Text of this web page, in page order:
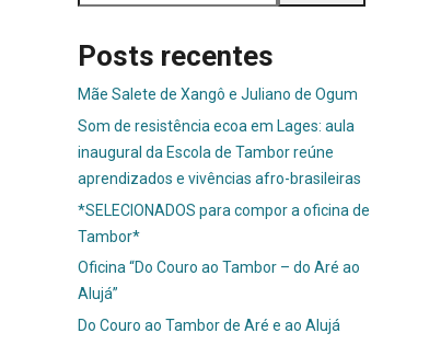
Posts recentes
Mãe Salete de Xangô e Juliano de Ogum
Som de resistência ecoa em Lages: aula
inaugural da Escola de Tambor reúne
aprendizados e vivências afro-brasileiras
*SELECIONADOS para compor a oficina de
Tambor*
Oficina “Do Couro ao Tambor – do Aré ao
Alujá”
Do Couro ao Tambor de Aré e ao Alujá